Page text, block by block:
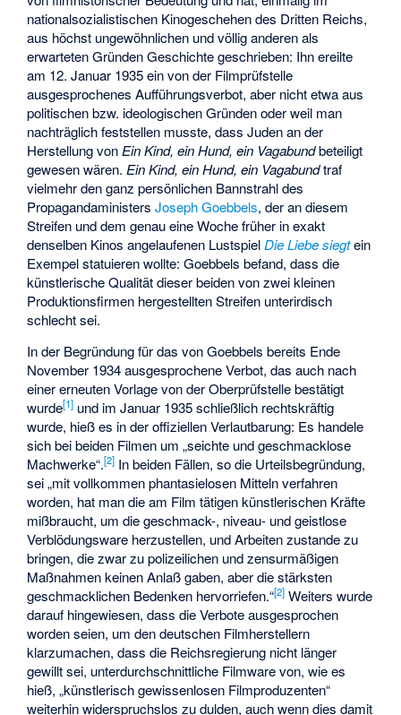
nationalsozialistischen Kinogeschehen des Dritten Reichs,
aus höchst ungewöhnlichen und völlig anderen als
erwarteten Gründen Geschichte geschrieben: Ihn ereilte
am 12. Januar 1935 ein von der Filmprüfstelle
ausgesprochenes Aufführungsverbot, aber nicht etwa aus
politischen bzw. ideologischen Gründen oder weil man
nachträglich feststellen musste, dass Juden an der
Herstellung vonEin Kind, ein Hund, ein Vagabundbeteiligt
gewesen wären.Ein Kind, ein Hund, ein Vagabundtraf
vielmehr den ganz persönlichen Bannstrahl des
PropagandaministersJoseph Goebbels, der an diesem
Streifen und dem genau eine Woche früher in exakt
denselben Kinos angelaufenen LustspielDie Liebe siegtein
Exempel statuieren wollte: Goebbels befand, dass die
künstlerische Qualität dieser beiden von zwei kleinen
Produktionsfirmen hergestellten Streifen unterirdisch
schlecht sei.
In der Begründung für das von Goebbels bereits Ende
November 1934 ausgesprochene Verbot, das auch nach
einer erneuten Vorlage von der Oberprüfstelle bestätigt
wurde[1] und im Januar 1935 schließlich rechtskräftig
wurde, hieß es in der offiziellen Verlautbarung: Es handele
sich bei beiden Filmen um „seichte und geschmacklose
Machwerke“.[2] In beiden Fällen, so die Urteilsbegründung,
sei „mit vollkommen phantasielosen Mitteln verfahren
worden, hat man die am Film tätigen künstlerischen Kräfte
mißbraucht, um die geschmack-, niveau- und geistlose
Verblödungsware herzustellen, und Arbeiten zustande zu
bringen, die zwar zu polizeilichen und zensurmäßigen
Maßnahmen keinen Anlaß gaben, aber die stärksten
geschmacklichen Bedenken hervorriefen.“[2] Weiters wurde
darauf hingewiesen, dass die Verbote ausgesprochen
worden seien, um den deutschen Filmherstellern
klarzumachen, dass die Reichsregierung nicht länger
gewillt sei, unterdurchschnittliche Filmware von, wie es
hieß, „künstlerisch gewissenlosen Filmproduzenten“
weiterhin widerspruchslos zu dulden, auch wenn dies damit